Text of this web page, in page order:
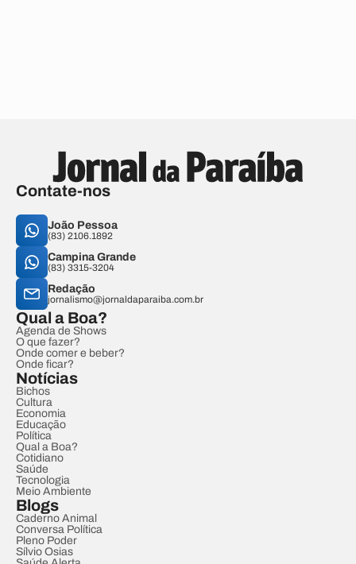
Contate-nos
João Pessoa
(83) 2106.1892
Campina Grande
(83) 3315-3204
Redação
jornalismo@jornaldaparaiba.com.br
Qual a Boa?
Agenda de Shows
O que fazer?
Onde comer e beber?
Onde ficar?
Notícias
Bichos
Cultura
Economia
Educação
Política
Qual a Boa?
Cotidiano
Saúde
Tecnologia
Meio Ambiente
Blogs
Caderno Animal
Conversa Política
Pleno Poder
Sílvio Osias